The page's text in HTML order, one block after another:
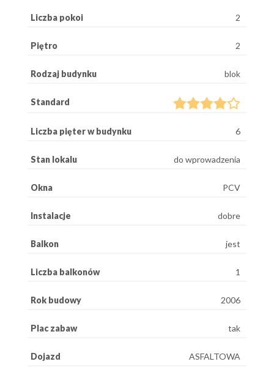
Liczba pokoi 2
Piętro 2
Rodzaj budynku blok
Standard
Liczba pięter w budynku 6
Stan lokalu do wprowadzenia
Okna PCV
Instalacje dobre
Balkon jest
Liczba balkonów 1
Rok budowy 2006
Plac zabaw tak
Dojazd ASFALTOWA